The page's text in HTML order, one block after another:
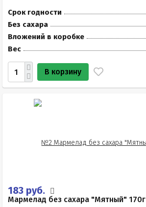
Срок годности
Без сахара
Вложений в коробке
Вес
В корзину
183 руб.
Мармелад без сахара "Мятный" 170г